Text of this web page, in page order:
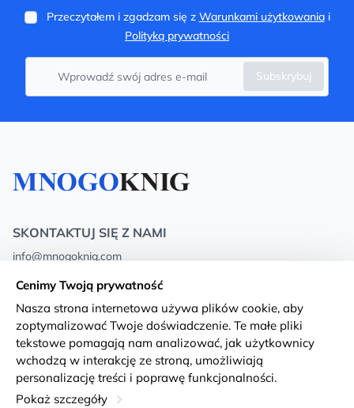
Przeczytałem i zgadzam się z Warunkami użytkowaniai
Polityką prywatności
Subskrybuj
SKONTAKTUJ SIĘ Z NAMI
info@mnogoknig.com
Rīga, Augusta Deglava 69d, LV-1082
O nas
Sklepy
Dostawa i płatność
Privacy Policy
Warunki i zasady
Cenimy Twoją prywatność
Nasza strona internetowa używa plików cookie, aby
zoptymalizować Twoje doświadczenie. Te małe pliki
tekstowe pomagają nam analizować, jak użytkownicy
wchodzą w interakcję ze stroną, umożliwiają
personalizację treści i poprawę funkcjonalności.
Pokaż szczegóły